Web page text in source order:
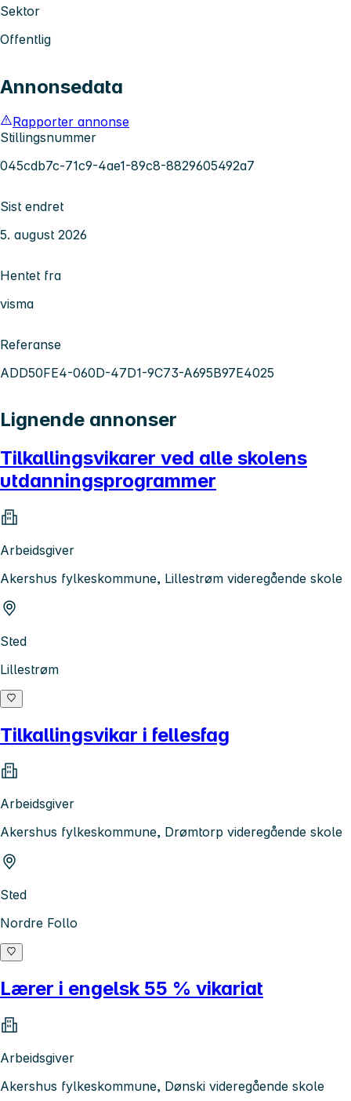
Sektor
Offentlig
Annonsedata
Rapporter annonse
Stillingsnummer
045cdb7c-71c9-4ae1-89c8-8829605492a7
Sist endret
5. august 2026
Hentet fra
visma
Referanse
ADD50FE4-060D-47D1-9C73-A695B97E4025
Lignende annonser
Tilkallingsvikarer ved alle skolens
utdanningsprogrammer
Arbeidsgiver
Akershus fylkeskommune, Lillestrøm videregående skole
Sted
Lillestrøm
Tilkallingsvikar i fellesfag
Arbeidsgiver
Akershus fylkeskommune, Drømtorp videregående skole
Sted
Nordre Follo
Lærer i engelsk 55 % vikariat
Arbeidsgiver
Akershus fylkeskommune, Dønski videregående skole